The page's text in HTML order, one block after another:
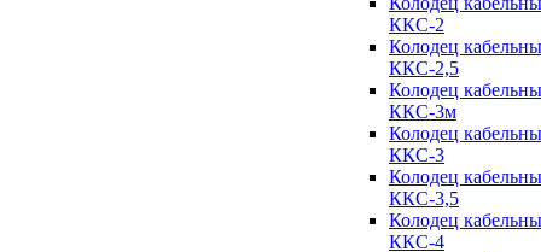
ККС-2
Колодец
ККС-2,5
Колодец
ККС-3м
Колодец
ККС-3
Колодец
ККС-3,5
Колодец
ККС-4